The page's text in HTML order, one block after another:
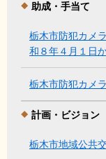
助成・手当て
栃木市防犯カメ
和８年４月１日か
栃木市防犯カメ
計画・ビジョン
栃木市地域公共